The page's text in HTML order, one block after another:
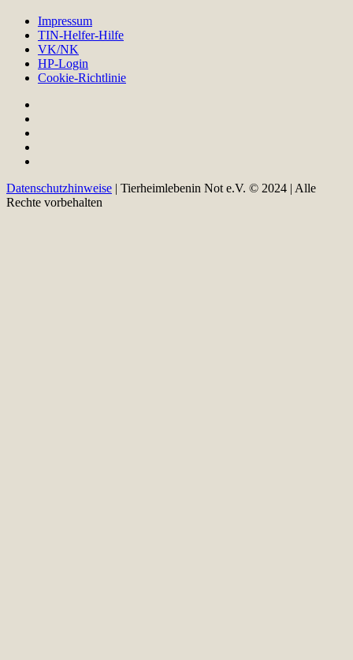
Impressum
TIN-Helfer-Hilfe
VK/NK
HP-Login
Cookie-Richtlinie
Datenschutzhinweise | Tierheimlebenin Not e.V. © 2024 | Alle
Rechte vorbehalten